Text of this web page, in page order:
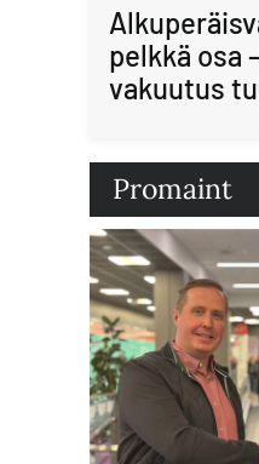
pelkkä osa
vakuutus
Promaint